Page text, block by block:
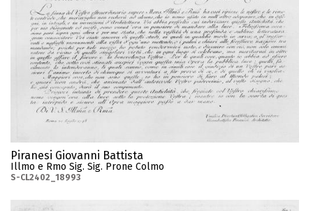
Piranesi Giovanni Battista
Illmo e Rmo Sig. Sig. Prone Colmo
S-CL2402_18993